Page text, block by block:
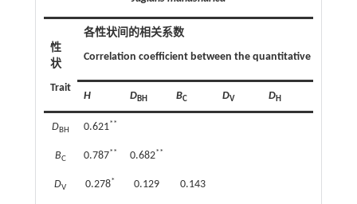
性
状
Trait
各性状间的相关系数
Correlation coefficient between the quantitative traits
H DBH BC DV DH
DBH 0.621**
BC 0.787** 0.682**
DV 0.278* 0.129 0.143